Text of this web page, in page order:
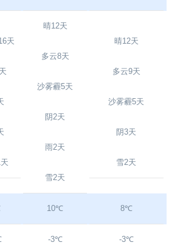
天
晴12天
多云8天
沙雾霾5天
阴2天
雨2天
雪2天
晴12天
多云9天
沙雾霾5天
阴3天
雪2天
10℃ 8℃
-3℃ -3℃